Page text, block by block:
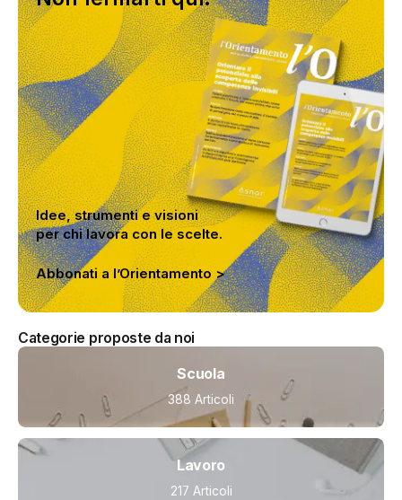
Idee, strumenti e visioni
per chi lavora con le scelte.
Abbonati a l’Orientamento >
Categorie proposte da noi
Scuola
388 Articoli
Lavoro
217 Articoli